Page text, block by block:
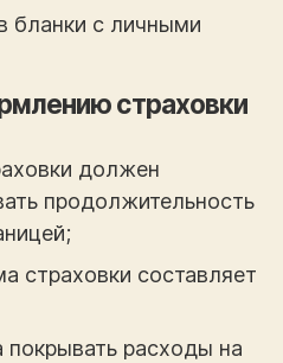
бланки с личными
страховки
должен
продолжительность
страховки составляет
расходы на